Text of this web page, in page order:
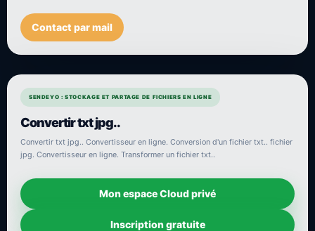
Contact par mail
SENDEYO : STOCKAGE ET PARTAGE DE FICHIERS EN LIGNE
Convertir txt jpg..
Convertir txt jpg.. Convertisseur en ligne. Conversion d'un fichier txt.. fichier
jpg. Convertisseur en ligne. Transformer un fichier txt..
Mon espace Cloud privé
Inscription gratuite